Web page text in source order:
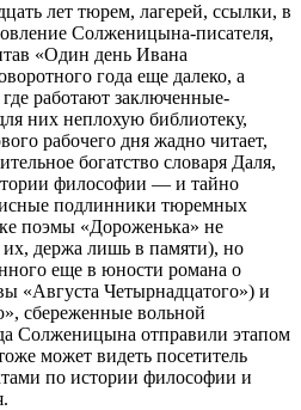
лет тюрем, лагерей, ссылки, в
Солженицына-писателя,
«Один день Ивана
года еще далеко, а
работают заключенные-
них неплохую библиотеку,
рабочего дня жадно читает,
богатство словаря Даля,
философии — и тайно
подлинники тюремных
поэмы «Дороженька» не
их, держа лишь в памяти), но
еще в юности романа о
«Августа Четырнадцатого») и
сбереженные вольной
Солженицына отправили этапом
может видеть посетитель
по истории философии и